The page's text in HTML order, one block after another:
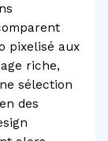
pixelisé aux
riche,
sélection
des